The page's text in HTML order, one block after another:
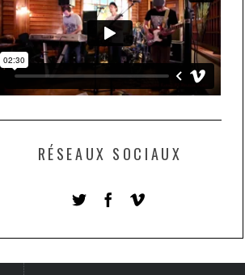
RÉSEAUX SOCIAUX